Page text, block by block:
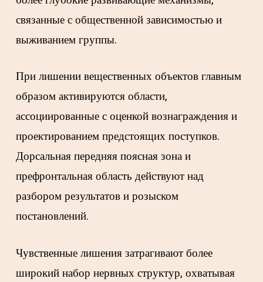
связанные с общественной зависимостью и
выживанием группы.
При лишении вещественных объектов главным
образом активируются области,
ассоциированные с оценкой вознаграждения и
проектированием предстоящих поступков.
Дорсальная передняя поясная зона и
префронтальная область действуют над
разбором результатов и розыском
постановлений.
Чувственные лишения затрагивают более
широкий набор нервных структур, охватывая